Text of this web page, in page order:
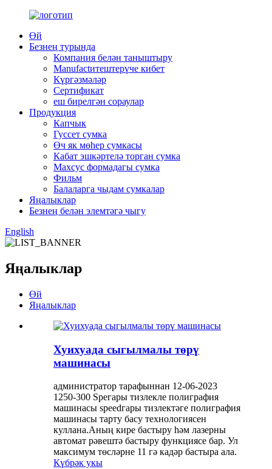
Өй
Безнең турында
Компания белән таныштыру
Manufactитештерүче кибет
Күргәзмәләр
Сертификат
еш бирелгән сораулар
Продукция
Капчык
Гуссет сумка
Өч як мөһер сумкасы
Кабат эшкәртелә торган сумка
Махсус формадагы сумка
Фильм
Балаларга чыдам сумкалар
Яңалыклар
Безнең белән элемтәгә чыгу
English
Яңалыклар
Өй
Яңалыклар
Хуихуада сыгылмалы төрү
машинасы
администратор тарафыннан 12-06-2023
1250-300 Speгары тизлекле полиграфия
машинасы speedгары тизлектәге полиграфия
машинасы тарту басу технологиясен
куллана.Аның кире бастыру һәм лазерны
автомат рәвештә бастыру функциясе бар. Ул
максимум төсләрне 11 гә кадәр бастыра ала.
Күбрәк укы